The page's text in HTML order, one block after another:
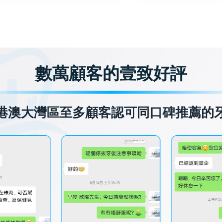
數萬顧客的壹致好評
澳大灣區至多顧客認可同口碑推薦的